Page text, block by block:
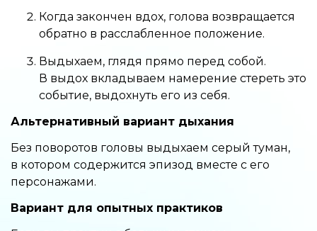
Когда закончен вдох, голова возвращается
обратно в расслабленное положение.
Выдыхаем, глядя прямо перед собой.
В выдох вкладываем намерение стереть это
событие, выдохнуть его из себя.
Альтернативный вариант дыхания
Без поворотов головы выдыхаем серый туман,
в котором содержится эпизод вместе с его
персонажами.
Вариант для опытных практиков